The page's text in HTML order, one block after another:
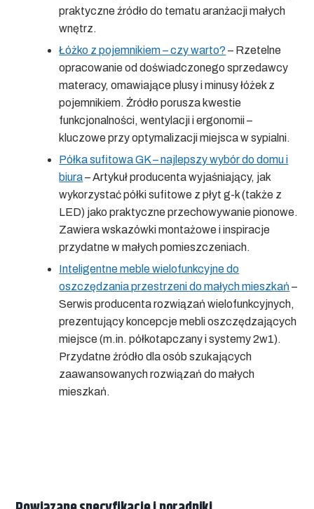
praktyczne źródło do tematu aranżacji małych
wnętrz.
Łóżko z pojemnikiem – czy warto? – Rzetelne
opracowanie od doświadczonego sprzedawcy
materacy, omawiające plusy i minusy łóżek z
pojemnikiem. Źródło porusza kwestie
funkcjonalności, wentylacji i ergonomii –
kluczowe przy optymalizacji miejsca w sypialni.
Półka sufitowa GK – najlepszy wybór do domu i
biura– Artykuł producenta wyjaśniający, jak
wykorzystać półki sufitowe z płyt g-k (także z
LED) jako praktyczne przechowywanie pionowe.
Zawiera wskazówki montażowe i inspiracje
przydatne w małych pomieszczeniach.
Inteligentne meble wielofunkcyjne do
oszczędzania przestrzeni do małych mieszkań –
Serwis producenta rozwiązań wielofunkcyjnych,
prezentujący koncepcje mebli oszczędzających
miejsce (m.in. półkotapczany i systemy 2w1).
Przydatne źródło dla osób szukających
zaawansowanych rozwiązań do małych
mieszkań.